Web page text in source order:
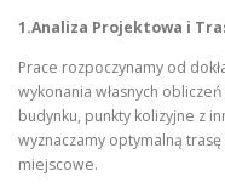
1.Analiza Projektowa i
Prace rozpoczynamy od
wykonania własnych
budynku, punkty kolizyjne z
wyznaczamy optymalną
miejscowe.